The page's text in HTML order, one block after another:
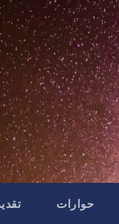
حوارات